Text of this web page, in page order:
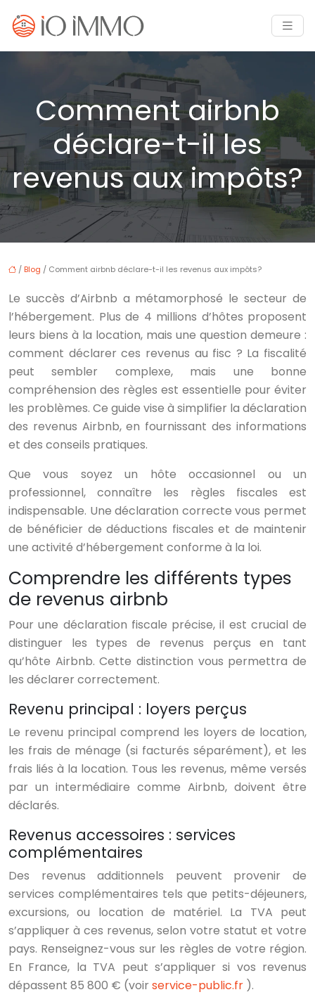
Comment airbnb
déclare-t-il les
revenus aux impôts?
/ Blog / Comment airbnb déclare-t-il les revenus aux impôts?
Le succès d’Airbnb a métamorphosé le secteur de
l’hébergement. Plus de 4 millions d’hôtes proposent
leurs biens à la location, mais une question demeure :
comment déclarer ces revenus au fisc ? La fiscalité
peut sembler complexe, mais une bonne
compréhension des règles est essentielle pour éviter
les problèmes. Ce guide vise à simplifier la déclaration
des revenus Airbnb, en fournissant des informations
et des conseils pratiques.
Que vous soyez un hôte occasionnel ou un
professionnel, connaître les règles fiscales est
indispensable. Une déclaration correcte vous permet
de bénéficier de déductions fiscales et de maintenir
une activité d’hébergement conforme à la loi.
Comprendre les différents types
de revenus airbnb
Pour une déclaration fiscale précise, il est crucial de
distinguer les types de revenus perçus en tant
qu’hôte Airbnb. Cette distinction vous permettra de
les déclarer correctement.
Revenu principal : loyers perçus
Le revenu principal comprend les loyers de location,
les frais de ménage (si facturés séparément), et les
frais liés à la location. Tous les revenus, même versés
par un intermédiaire comme Airbnb, doivent être
déclarés.
Revenus accessoires : services
complémentaires
Des revenus additionnels peuvent provenir de
services complémentaires tels que petits-déjeuners,
excursions, ou location de matériel. La TVA peut
s’appliquer à ces revenus, selon votre statut et votre
pays. Renseignez-vous sur les règles de votre région.
En France, la TVA peut s’appliquer si vos revenus
dépassent 85 800 € (voir service-public.fr ).